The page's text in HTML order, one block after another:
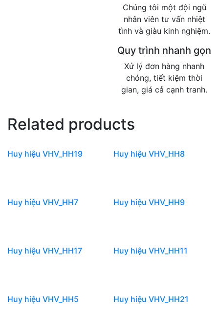
Chúng tôi một đội ngũ
nhân viên tư vấn nhiệt
tình và giàu kinh nghiệm.
Quy trình nhanh gọn
Xử lý đơn hàng nhanh
chóng, tiết kiệm thời
gian, giá cả cạnh tranh.
Related products
Huy hiệu VHV_HH19 Huy hiệu VHV_HH8
Huy hiệu VHV_HH7 Huy hiệu VHV_HH9
Huy hiệu VHV_HH17 Huy hiệu VHV_HH11
Huy hiệu VHV_HH5 Huy hiệu VHV_HH21